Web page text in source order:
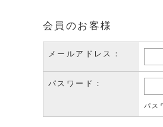
会員のお客様
メールアドレス：
パスワード：
パス